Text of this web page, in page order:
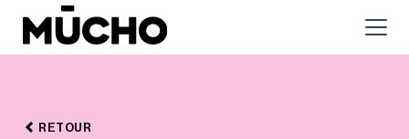
RETOUR